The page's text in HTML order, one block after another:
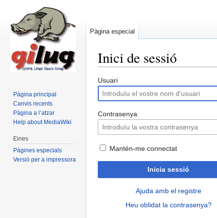
Inici de sessió
Usuari
Contrasenya
Mantén-me connectat
Inicia sessió
Ajuda amb el registre
Heu oblidat la contrasenya?
Pàgina especial
Pàgina principal
Canvis recents
Pàgina a l’atzar
Help about MediaWiki
Eines
Pàgines especials
Versió per a impressora